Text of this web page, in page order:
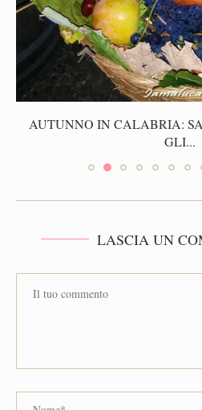
AUTUNNO IN CALABRIA:
GLI...
LASCIA UN